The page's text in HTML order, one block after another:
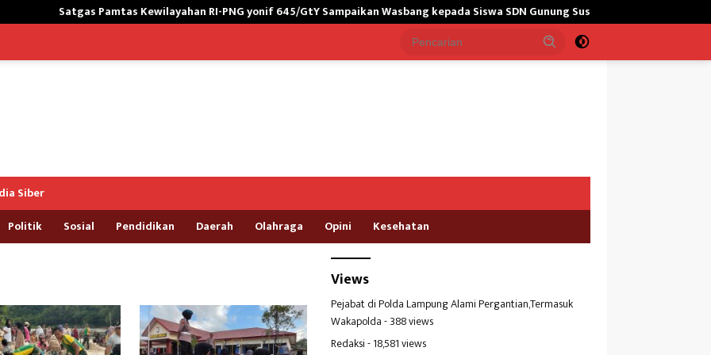
Pamtas Kewilayahan RI-PNG yonif 645/GtY Sampaikan Wasbang kepada Siswa SDN Gunung Susu Bangun Masjid,Satgas
Siber
Politik Sosial Pendidikan Daerah Olahraga Opini Kesehatan
Views
Pejabat di Polda Lampung Alami Pergantian,Termasuk
Wakapolda- 388 views
Redaksi- 18,581 views